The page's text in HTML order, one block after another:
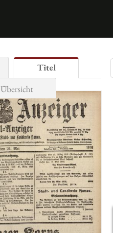
Titel
Übersicht